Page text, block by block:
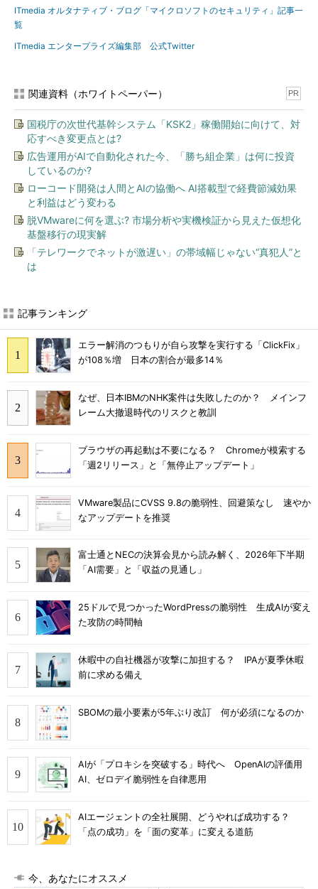
ITmedia オルタナティブ・ブログ「マイクロソフトのセキュリティ」記事一
覧
ITmedia エンタープライズ編集部 公式Twitter
関連資料（ホワイトペーパー） PR
国税庁の次世代基幹システム「KSK2」稼働開始に向けて、対
応すべき変更点とは?
広告運用がAIで自動化された今、「勝ち組企業」は何に投資
しているのか?
ローコード開発は人間とAIの協働へ AI搭載型で経費節減効果
と利益はどう変わる
脱VMwareに何を選ぶ? 市場分析や実機検証から見えた仮想化
基盤移行の現実解
「テレワークでネットが激遅い」の帯域幅じゃない“真犯人”と
は
記事ランキング
エラー解消のつもりが自ら攻撃を実行する「ClickFix」
が108％増 日本の割合が最多14％
なぜ、日本IBMのNHK案件は失敗したのか？ メインフ
レーム大撤退時代のリスクと教訓
ブラウザの再起動は不要になる？ Chromeが模索する
「週2リリース」と「無停止アップデート」
VMware製品にCVSS 9.8の脆弱性、回避策なし 速やか
なアップデートを推奨
富士通とNECの決算会見から読み解く、2026年下半期
「AI需要」と「収益の見通し」
25ドルで見つかったWordPressの脆弱性 生成AIが変え
た攻防の時間軸
休暇中の自社機器が攻撃に加担する？ IPAが夏季休暇
前に求める備え
SBOMの最小要素が5年ぶり改訂 何が必須になるのか
AIが「プロキシを突破する」時代へ OpenAIの評価用
AI、ゼロデイ脆弱性を自律悪用
AIエージェントの全社展開、どうやれば成功する？
「点の成功」を「面の変革」に変える道筋
今、あなたにオススメ